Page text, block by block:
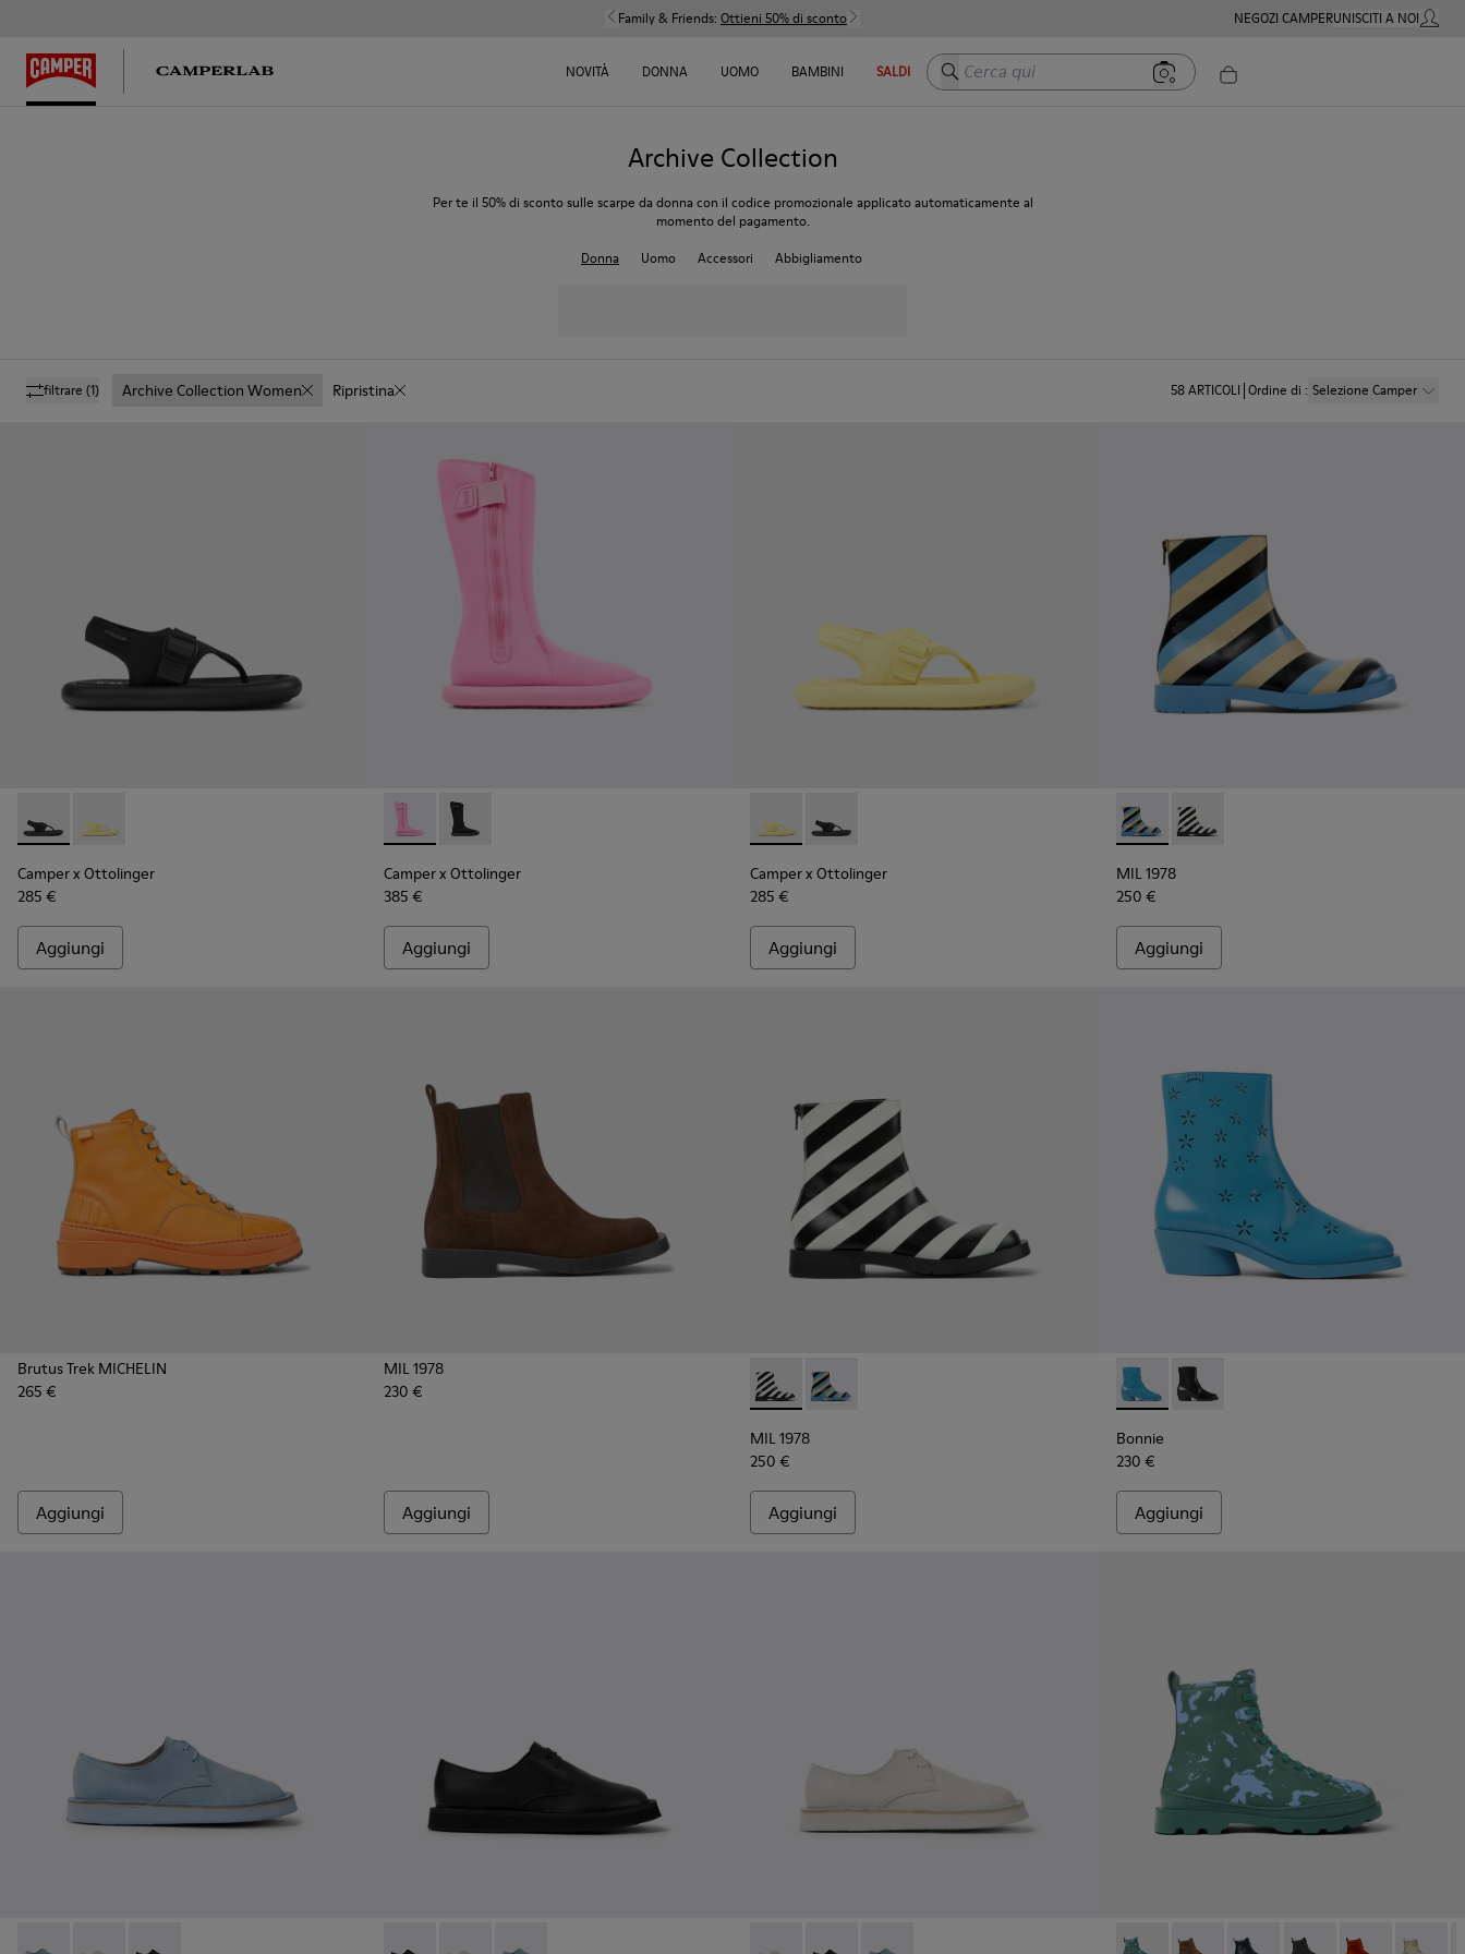
Family & Friends: Ottieni 50% di sconto NEGOZI CAMPERUNISCITI A NOIMIO
NOVITÀ DONNA UOMO BAMBINI SALDI Cerca qui
Archive Collection
Per te il 50% di sconto sulle scarpe da donna con il codice promozionale applicato automaticamente al
momento del pagamento.
Donna
Uomo Accessori Abbigliamento
filtrare (1) Archive Collection Women Ripristina 58ARTICOLI Ordine di : Selezione Camper
Camper x Ottolinger - K201563-002 - Sandalo nero da donna Camper x Ottolinger
Camper x Ottolinger - K201563-001 - Sandalo giallo da donna Camper x Ottolinger
Camper x Ottolinger
285 €
Aggiungi
Camper x Ottolinger - K400697-003 - Pink
Camper x Ottolinger - K400697-002
Camper x Ottolinger
385 €
Aggiungi
Camper x Ottolinger - K201563-001 - Sandalo giallo da donna Camper x Ottolinger
Camper x Ottolinger - K201563-002 - Sandalo nero da donna Camper x Ottolinger
Camper x Ottolinger
285 €
Aggiungi
MIL 1978 - K400691-001 - Stivaletto da
MIL 1978 - K400691-002 - Stivaletto
MIL 1978
250 €
Aggiungi
Brutus Trek MICHELIN
265 €
Aggiungi
MIL 1978
230 €
Aggiungi
MIL 1978 - K400691-002 - Stivaletto da donna in pelle nero e bianco
MIL 1978 - K400691-001 - Stivaletto da donna in pelle multicolore
MIL 1978
250 €
Aggiungi
Bonnie - K400687-002 - Stivale da donna in
Bonnie - K400687-001
Bonnie
230 €
Aggiungi